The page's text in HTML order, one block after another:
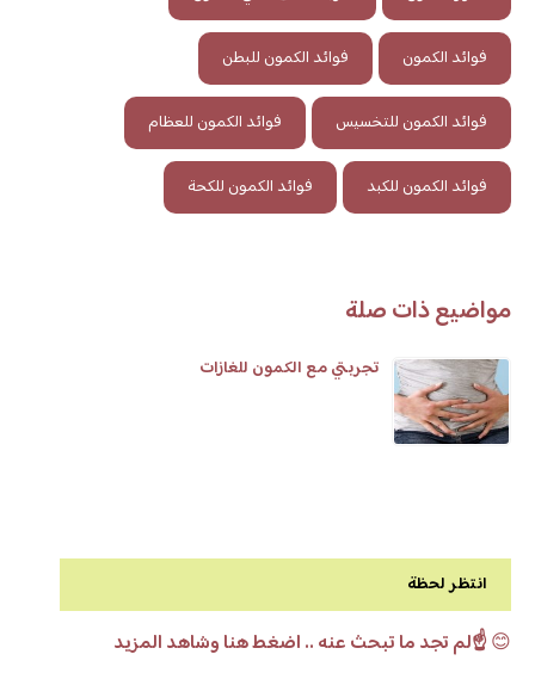
فوائد الكمون فوائد الكمون للبطن
فوائد الكمون للتخسيس فوائد الكمون للعظام
فوائد الكمون للكبد فوائد الكمون للكحة
مواضيع ذات صلة
تجربتي مع الكمون للغازات
انتظر لحظة
😊☝️لم تجد ما تبحث عنه .. اضغط هنا وشاهد المزيد